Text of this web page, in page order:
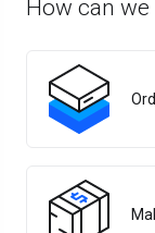
How can